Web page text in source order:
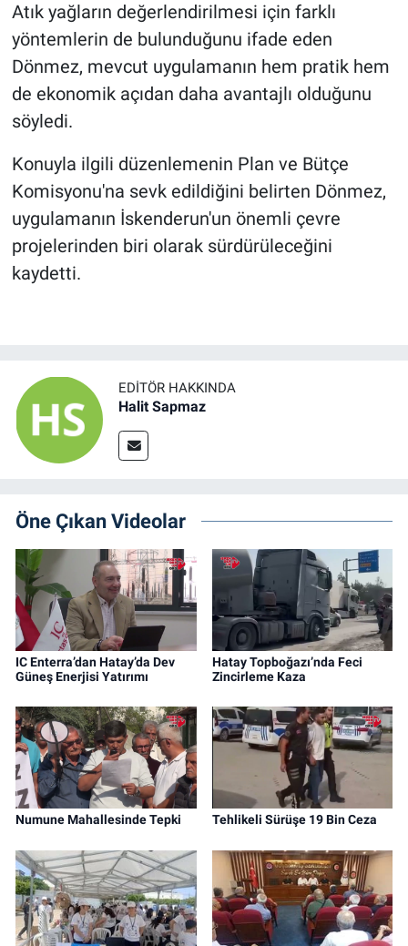
Atık yağların değerlendirilmesi için farklı
yöntemlerin de bulunduğunu ifade eden
Dönmez, mevcut uygulamanın hem pratik hem
de ekonomik açıdan daha avantajlı olduğunu
söyledi.
Konuyla ilgili düzenlemenin Plan ve Bütçe
Komisyonu'na sevk edildiğini belirten Dönmez,
uygulamanın İskenderun'un önemli çevre
projelerinden biri olarak sürdürüleceğini
kaydetti.
EDITÖR HAKKINDA
Halit Sapmaz
Öne Çıkan Videolar
IC Enterra’dan Hatay’da Dev
Güneş Enerjisi Yatırımı
Hatay Topboğazı’nda Feci
Zincirleme Kaza
Numune Mahallesinde Tepki Tehlikeli Sürüşe 19 Bin Ceza